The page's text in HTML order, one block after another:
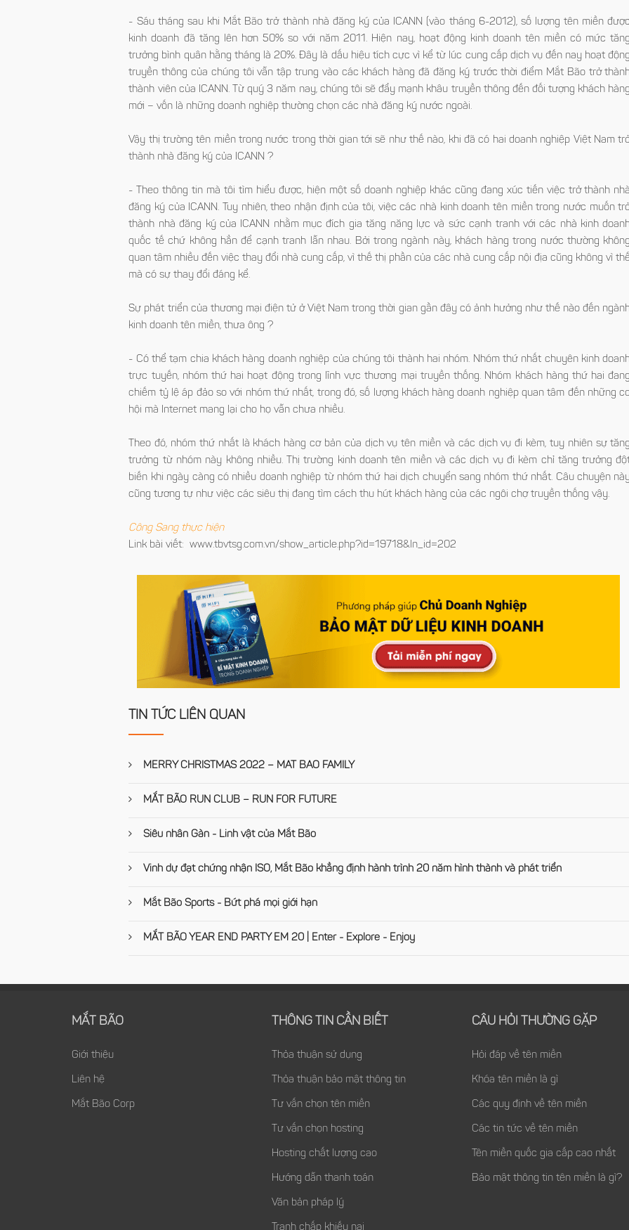
- Sáu tháng sau khi Mắt Bão trở thành nhà đăng ký của ICANN (vào tháng 6-2012), số lượng tên miền được
kinh doanh đã tăng lên hơn 50% so với năm 2011. Hiện nay, hoạt động kinh doanh tên miền có mức tăng
trưởng bình quân hằng tháng là 20%. Đây là dấu hiệu tích cực vì kể từ lúc cung cấp dịch vụ đến nay hoạt động
truyền thông của chúng tôi vẫn tập trung vào các khách hàng đã đăng ký trước thời điểm Mắt Bão trở
thành viên của ICANN. Từ quý 3 năm nay, chúng tôi sẽ đẩy mạnh khâu truyền thông đến đối tượng khách hàng
mới – vốn là những doanh nghiệp thường chọn các nhà đăng ký nước ngoài.
Vậy thị trường tên miền trong nước trong thời gian tới sẽ như thế nào, khi đã có hai doanh nghiệp Việt Nam
thành nhà đăng ký của ICANN ?
- Theo thông tin mà tôi tìm hiểu được, hiện một số doanh nghiệp khác cũng đang xúc tiến việc trở thành nhà
đăng ký của ICANN. Tuy nhiên, theo nhận định của tôi, việc các nhà kinh doanh tên miền trong nước muốn
thành nhà đăng ký của ICANN nhằm mục đích gia tăng năng lực và sức cạnh tranh với các nhà kinh
quốc tế chứ không hẳn để cạnh tranh lẫn nhau. Bởi trong ngành này, khách hàng trong nước thường không
quan tâm nhiều đến việc thay đổi nhà cung cấp, vì thế thị phần của các nhà cung cấp nội địa cũng không vì
mà có sự thay đổi đáng kể.
Sự phát triển của thương mại điện tử ở Việt Nam trong thời gian gần đây có ảnh hưởng như thế nào đến
kinh doanh tên miền, thưa ông ?
- Có thể tạm chia khách hàng doanh nghiệp của chúng tôi thành hai nhóm. Nhóm thứ nhất chuyên kinh
trực tuyến, nhóm thứ hai hoạt động trong lĩnh vực thương mại truyền thống. Nhóm khách hàng thứ hai đang
chiếm tỷ lệ áp đảo so với nhóm thứ nhất, trong đó, số lượng khách hàng doanh nghiệp quan tâm đến những
hội mà Internet mang lại cho họ vẫn chưa nhiều.
Theo đó, nhóm thứ nhất là khách hàng cơ bản của dịch vụ tên miền và các dịch vụ đi kèm, tuy nhiên sự tăng
trưởng từ nhóm này không nhiều. Thị trường kinh doanh tên miền và các dịch vụ đi kèm chỉ tăng trưởng
biến khi ngày càng có nhiều doanh nghiệp từ nhóm thứ hai dịch chuyển sang nhóm thứ nhất. Câu chuyện
cũng tương tự như việc các siêu thị đang tìm cách thu hút khách hàng của các ngôi chợ truyền thống vậy.
Công Sang thực hiện
Link bài viết: www.tbvtsg.com.vn/show_article.php?id=19718&ln_id=202
TIN TỨC LIÊN QUAN
MERRY CHRISTMAS 2022 – MAT BAO FAMILY
MẮT BÃO RUN CLUB – RUN FOR FUTURE
Siêu nhân Gàn - Linh vật của Mắt Bão
Vinh dự đạt chứng nhận ISO, Mắt Bão khẳng định hành trình 20 năm hình thành và phát triển
Mắt Bão Sports - Bứt phá mọi giới hạn
MẮT BÃO YEAR END PARTY EM 20 | Enter - Explore - Enjoy
MẮT BÃO
Giới thiệu
Liên hệ
Mắt Bão Corp
THÔNG TIN CẦN BIẾT
Thỏa thuận sử dụng
Thỏa thuận bảo mật thông tin
Tư vấn chọn tên miền
Tư vấn chọn hosting
Hosting chất lượng cao
Hướng dẫn thanh toán
Văn bản pháp lý
Tranh chấp khiếu nại
CÂU HỎI THƯỜNG GẶP
Hỏi đáp về tên miền
Khóa tên miền là gì
Các quy định về tên miền
Các tin tức về tên miền
Tên miền quốc gia cấp cao nhất
Bảo mật thông tin tên miền là gì?